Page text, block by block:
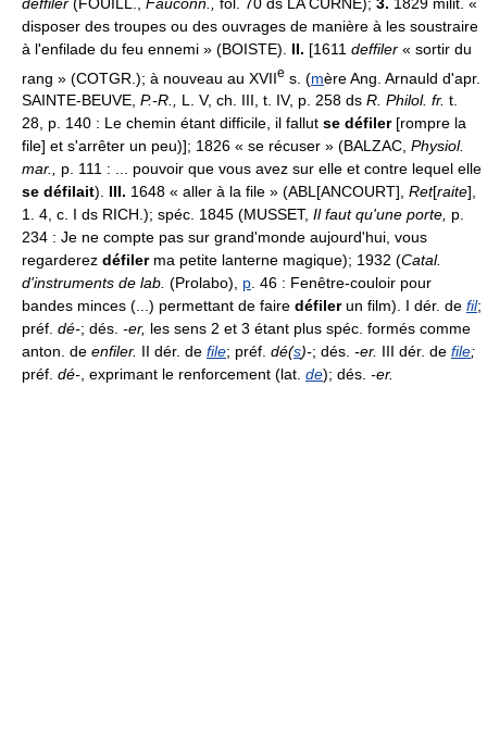
disposer des troupes ou des ouvrages de manière à les soustraire
à l'enfilade du feu ennemi » (BOISTE). II. [1611 deffiler « sortir du
rang » (COTGR.); à nouveau au XVIIe s. (mère Ang. Arnauld d'apr.
SAINTE-BEUVE, P.-R., L. V, ch. III, t. IV, p. 258 ds R. Philol. fr. t.
28, p. 140 : Le chemin étant difficile, il fallut se défiler[rompre la
file] et s'arrêter un peu)]; 1826 « se récuser » (BALZAC, Physiol.
mar.,
p. 111 : ... pouvoir que vous avez sur elle et contre lequel elle
se défilait). III. 1648 « aller à la file » (ABL[ANCOURT], Ret[raite],
1. 4, c. I ds RICH.); spéc. 1845 (MUSSET, Il faut qu'une porte, p.
234 : Je ne compte pas sur grand'monde aujourd'hui, vous
regarderez défiler ma petite lanterne magique); 1932 (Catal.
d'instruments de lab. (Prolabo), p . 46 : Fenêtre-couloir pour
bandes minces (...) permettant de faire défilerun film). I dér. de fil;
préf. dé-; dés. -er, les sens 2 et 3 étant plus spéc. formés comme
anton. de enfiler. II dér. de file; préf. dé(s)-; dés. -er. III dér. de file;
préf. dé- , exprimant le renforcement (lat. de); dés. -er.